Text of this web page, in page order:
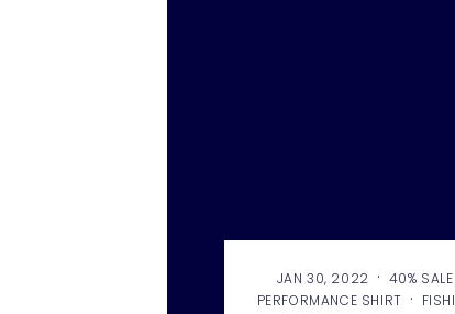
JAN 30, 2022 · 40% SALE
PERFORMANCE SHIRT ·